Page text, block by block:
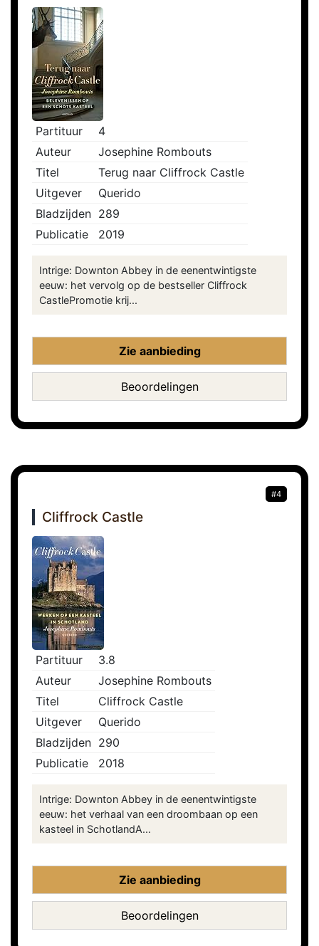
Partituur
4
Auteur
Josephine Rombouts
Titel
Terug naar Cliffrock Castle
Uitgever
Querido
Bladzijden 289
Publicatie
2019
Intrige: Downton Abbey in de eenentwintigste
eeuw: het vervolg op de bestseller Cliffrock
CastlePromotie krij...
Zie aanbieding
Beoordelingen
#4
Cliffrock Castle
Partituur
3.8
Auteur
Josephine Rombouts
Titel
Cliffrock Castle
Uitgever
Querido
Bladzijden 290
Publicatie
2018
Intrige: Downton Abbey in de eenentwintigste
eeuw: het verhaal van een droombaan op een
kasteel in SchotlandA...
Zie aanbieding
Beoordelingen